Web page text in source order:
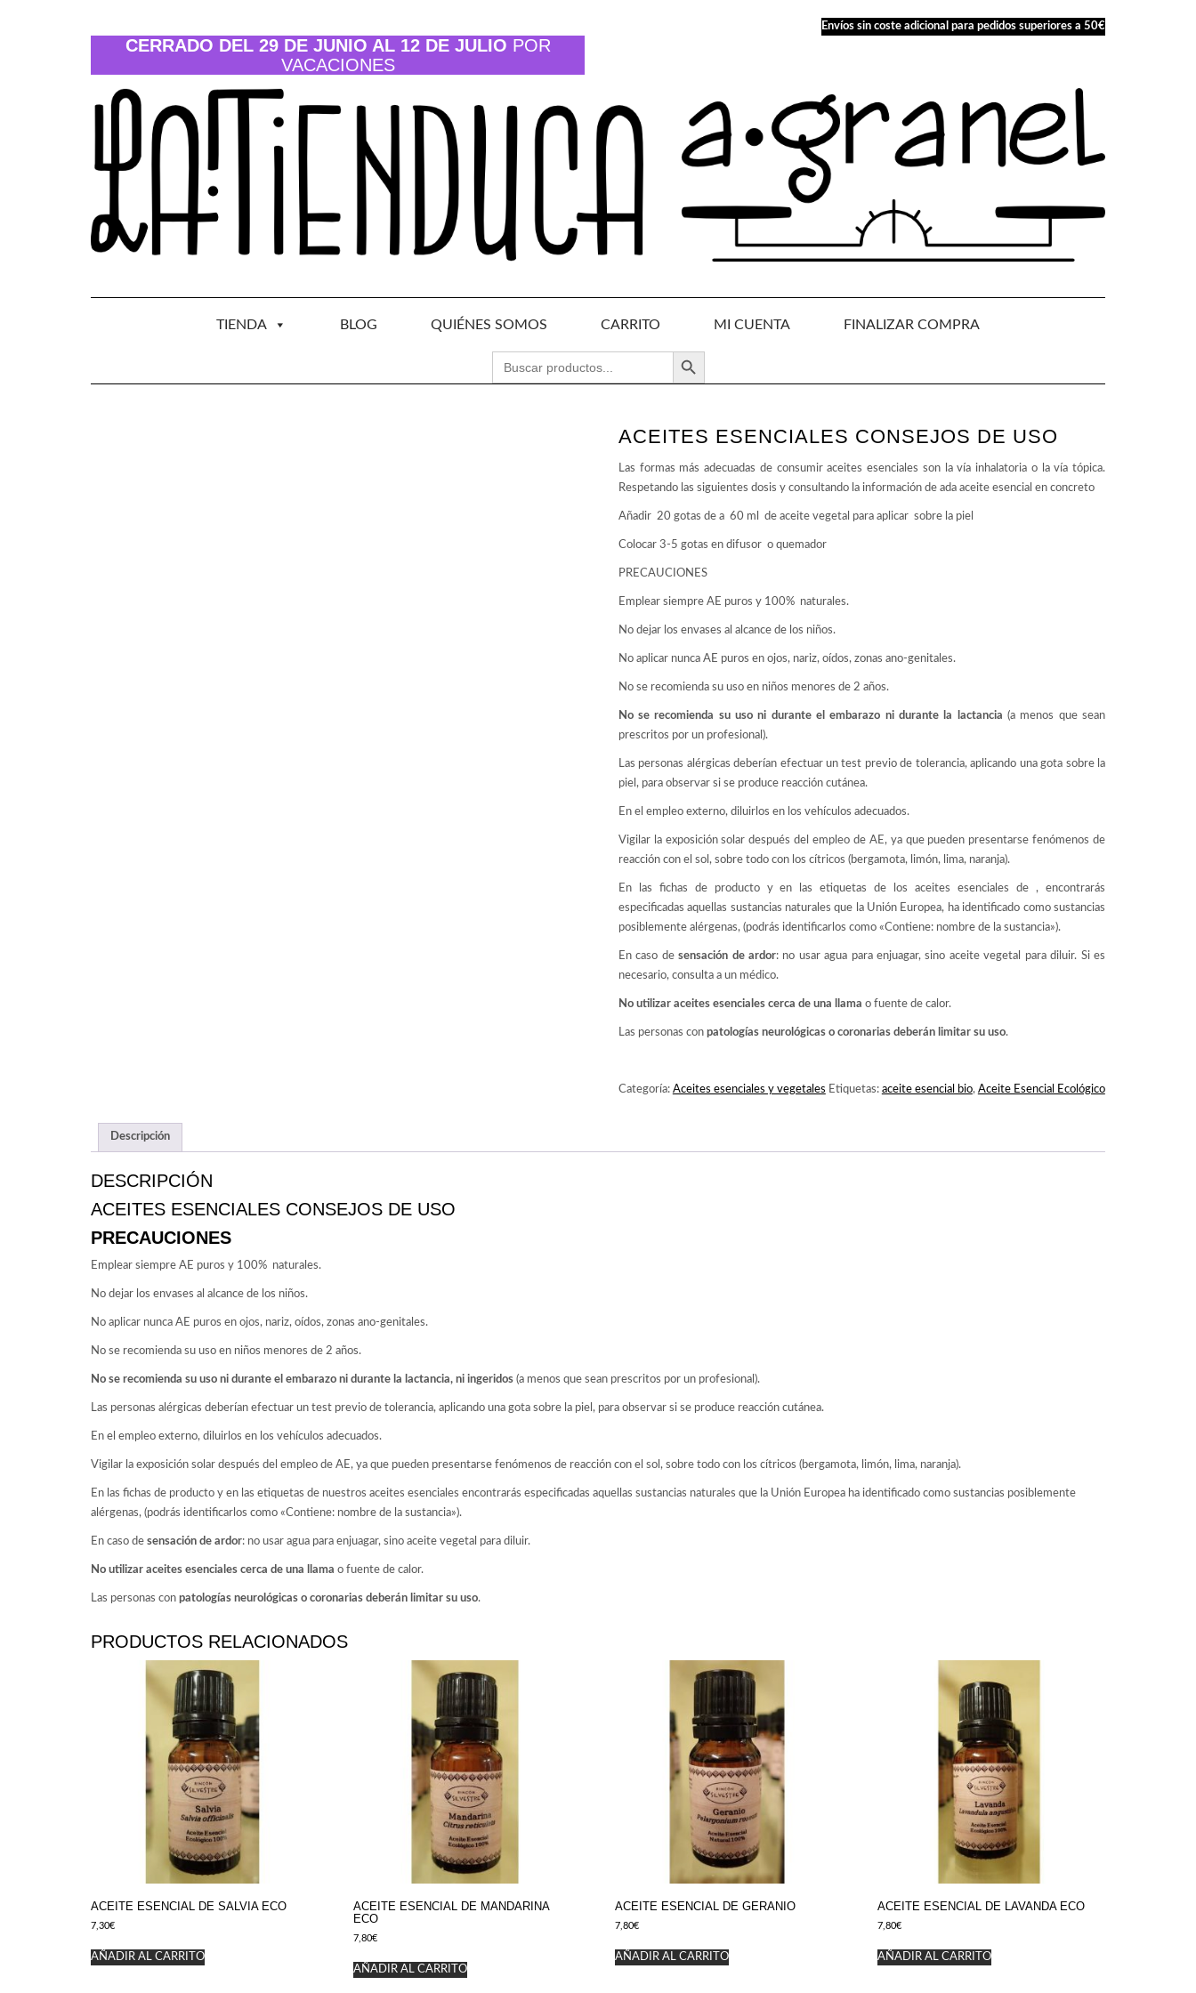
CERRADO DEL 29 DE JUNIO AL 12 DE JULIO POR
VACACIONES
Envíos sin coste adicional para pedidos superiores a 50€
TIENDA BLOG QUIÉNES SOMOS CARRITO MI CUENTA FINALIZAR COMPRA
BUSCAR:
BOTÓN DE BÚSQUEDA
ACEITES ESENCIALES CONSEJOS DE USO
Las formas más adecuadas de consumir aceites esenciales son la vía inhalatoria o la vía tópica.
Respetando las siguientes dosis y consultando la información de ada aceite esencial en concreto
Añadir 20 gotas de a 60 ml de aceite vegetal para aplicar sobre la piel
Colocar 3-5 gotas en difusor o quemador
PRECAUCIONES
Emplear siempre AE puros y 100% naturales.
No dejar los envases al alcance de los niños.
No aplicar nunca AE puros en ojos, nariz, oídos, zonas ano-genitales.
No se recomienda su uso en niños menores de 2 años.
No se recomienda su uso ni durante el embarazo ni durante la lactancia (a menos que sean
prescritos por un profesional).
Las personas alérgicas deberían efectuar un test previo de tolerancia, aplicando una gota sobre la
piel, para observar si se produce reacción cutánea.
En el empleo externo, diluirlos en los vehículos adecuados.
Vigilar la exposición solar después del empleo de AE, ya que pueden presentarse fenómenos de
reacción con el sol, sobre todo con los cítricos (bergamota, limón, lima, naranja).
En las fichas de producto y en las etiquetas de los aceites esenciales de , encontrarás
especificadas aquellas sustancias naturales que la Unión Europea, ha identificado como sustancias
posiblemente alérgenas, (podrás identificarlos como «Contiene: nombre de la sustancia»).
En caso desensación de ardor: no usar agua para enjuagar, sino aceite vegetal para diluir. Si es
necesario, consulta a un médico.
No utilizar aceites esenciales cerca de una llama o fuente de calor.
Las personas con patologías neurológicas o coronarias deberán limitar su uso.
Categoría: Aceites esenciales y vegetales Etiquetas: aceite esencial bio, Aceite Esencial Ecológico
Descripción
DESCRIPCIÓN
ACEITES ESENCIALES CONSEJOS DE USO
PRECAUCIONES
Emplear siempre AE puros y 100% naturales.
No dejar los envases al alcance de los niños.
No aplicar nunca AE puros en ojos, nariz, oídos, zonas ano-genitales.
No se recomienda su uso en niños menores de 2 años.
No se recomienda su uso ni durante el embarazo ni durante la lactancia, ni ingeridos (a menos que sean prescritos por un profesional).
Las personas alérgicas deberían efectuar un test previo de tolerancia, aplicando una gota sobre la piel, para observar si se produce reacción cutánea.
En el empleo externo, diluirlos en los vehículos adecuados.
Vigilar la exposición solar después del empleo de AE, ya que pueden presentarse fenómenos de reacción con el sol, sobre todo con los cítricos (bergamota, limón, lima, naranja).
En las fichas de producto y en las etiquetas de nuestros aceites esenciales encontrarás especificadas aquellas sustancias naturales que la Unión Europea ha identificado como sustancias posiblemente
alérgenas, (podrás identificarlos como «Contiene: nombre de la sustancia»).
En caso de sensación de ardor: no usar agua para enjuagar, sino aceite vegetal para diluir.
No utilizar aceites esenciales cerca de una llama o fuente de calor.
Las personas con patologías neurológicas o coronarias deberán limitar su uso.
PRODUCTOS RELACIONADOS
ACEITE ESENCIAL DE SALVIA ECO
7,30€
AÑADIR AL CARRITO
ACEITE ESENCIAL DE MANDARINA
ECO
7,80€
AÑADIR AL CARRITO
ACEITE ESENCIAL DE GERANIO
7,80€
AÑADIR AL CARRITO
ACEITE ESENCIAL DE LAVANDA ECO
7,80€
AÑADIR AL CARRITO